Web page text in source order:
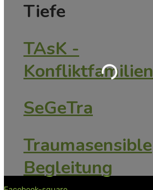
Tiefe
TAsK -
Konfliktfamilien
SeGeTra
Traumasensible
Begleitung
Wird geladen …